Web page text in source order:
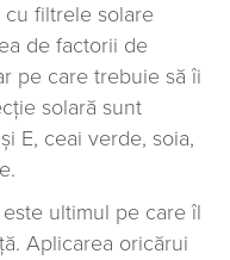
cu filtrele solare
de factorii de
pe care trebuie să îi
solară sunt
E, ceai verde, soia,
ultimul pe care îl
Aplicarea oricărui